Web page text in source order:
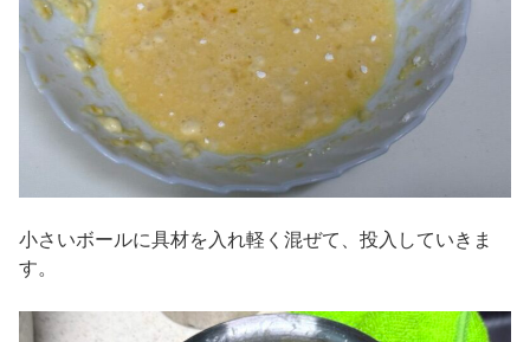
小さいボールに具材を入れ軽く混ぜて、投入していきま
す。